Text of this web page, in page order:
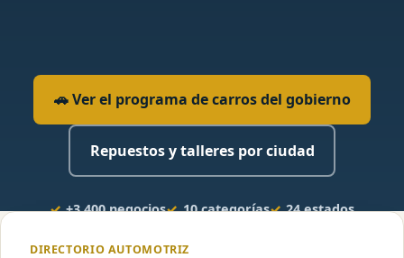
🚗 Ver el programa de carros del gobierno
Repuestos y talleres por ciudad
+3.400 negocios 10 categorías
24 estados
DIRECTORIO AUTOMOTRIZ